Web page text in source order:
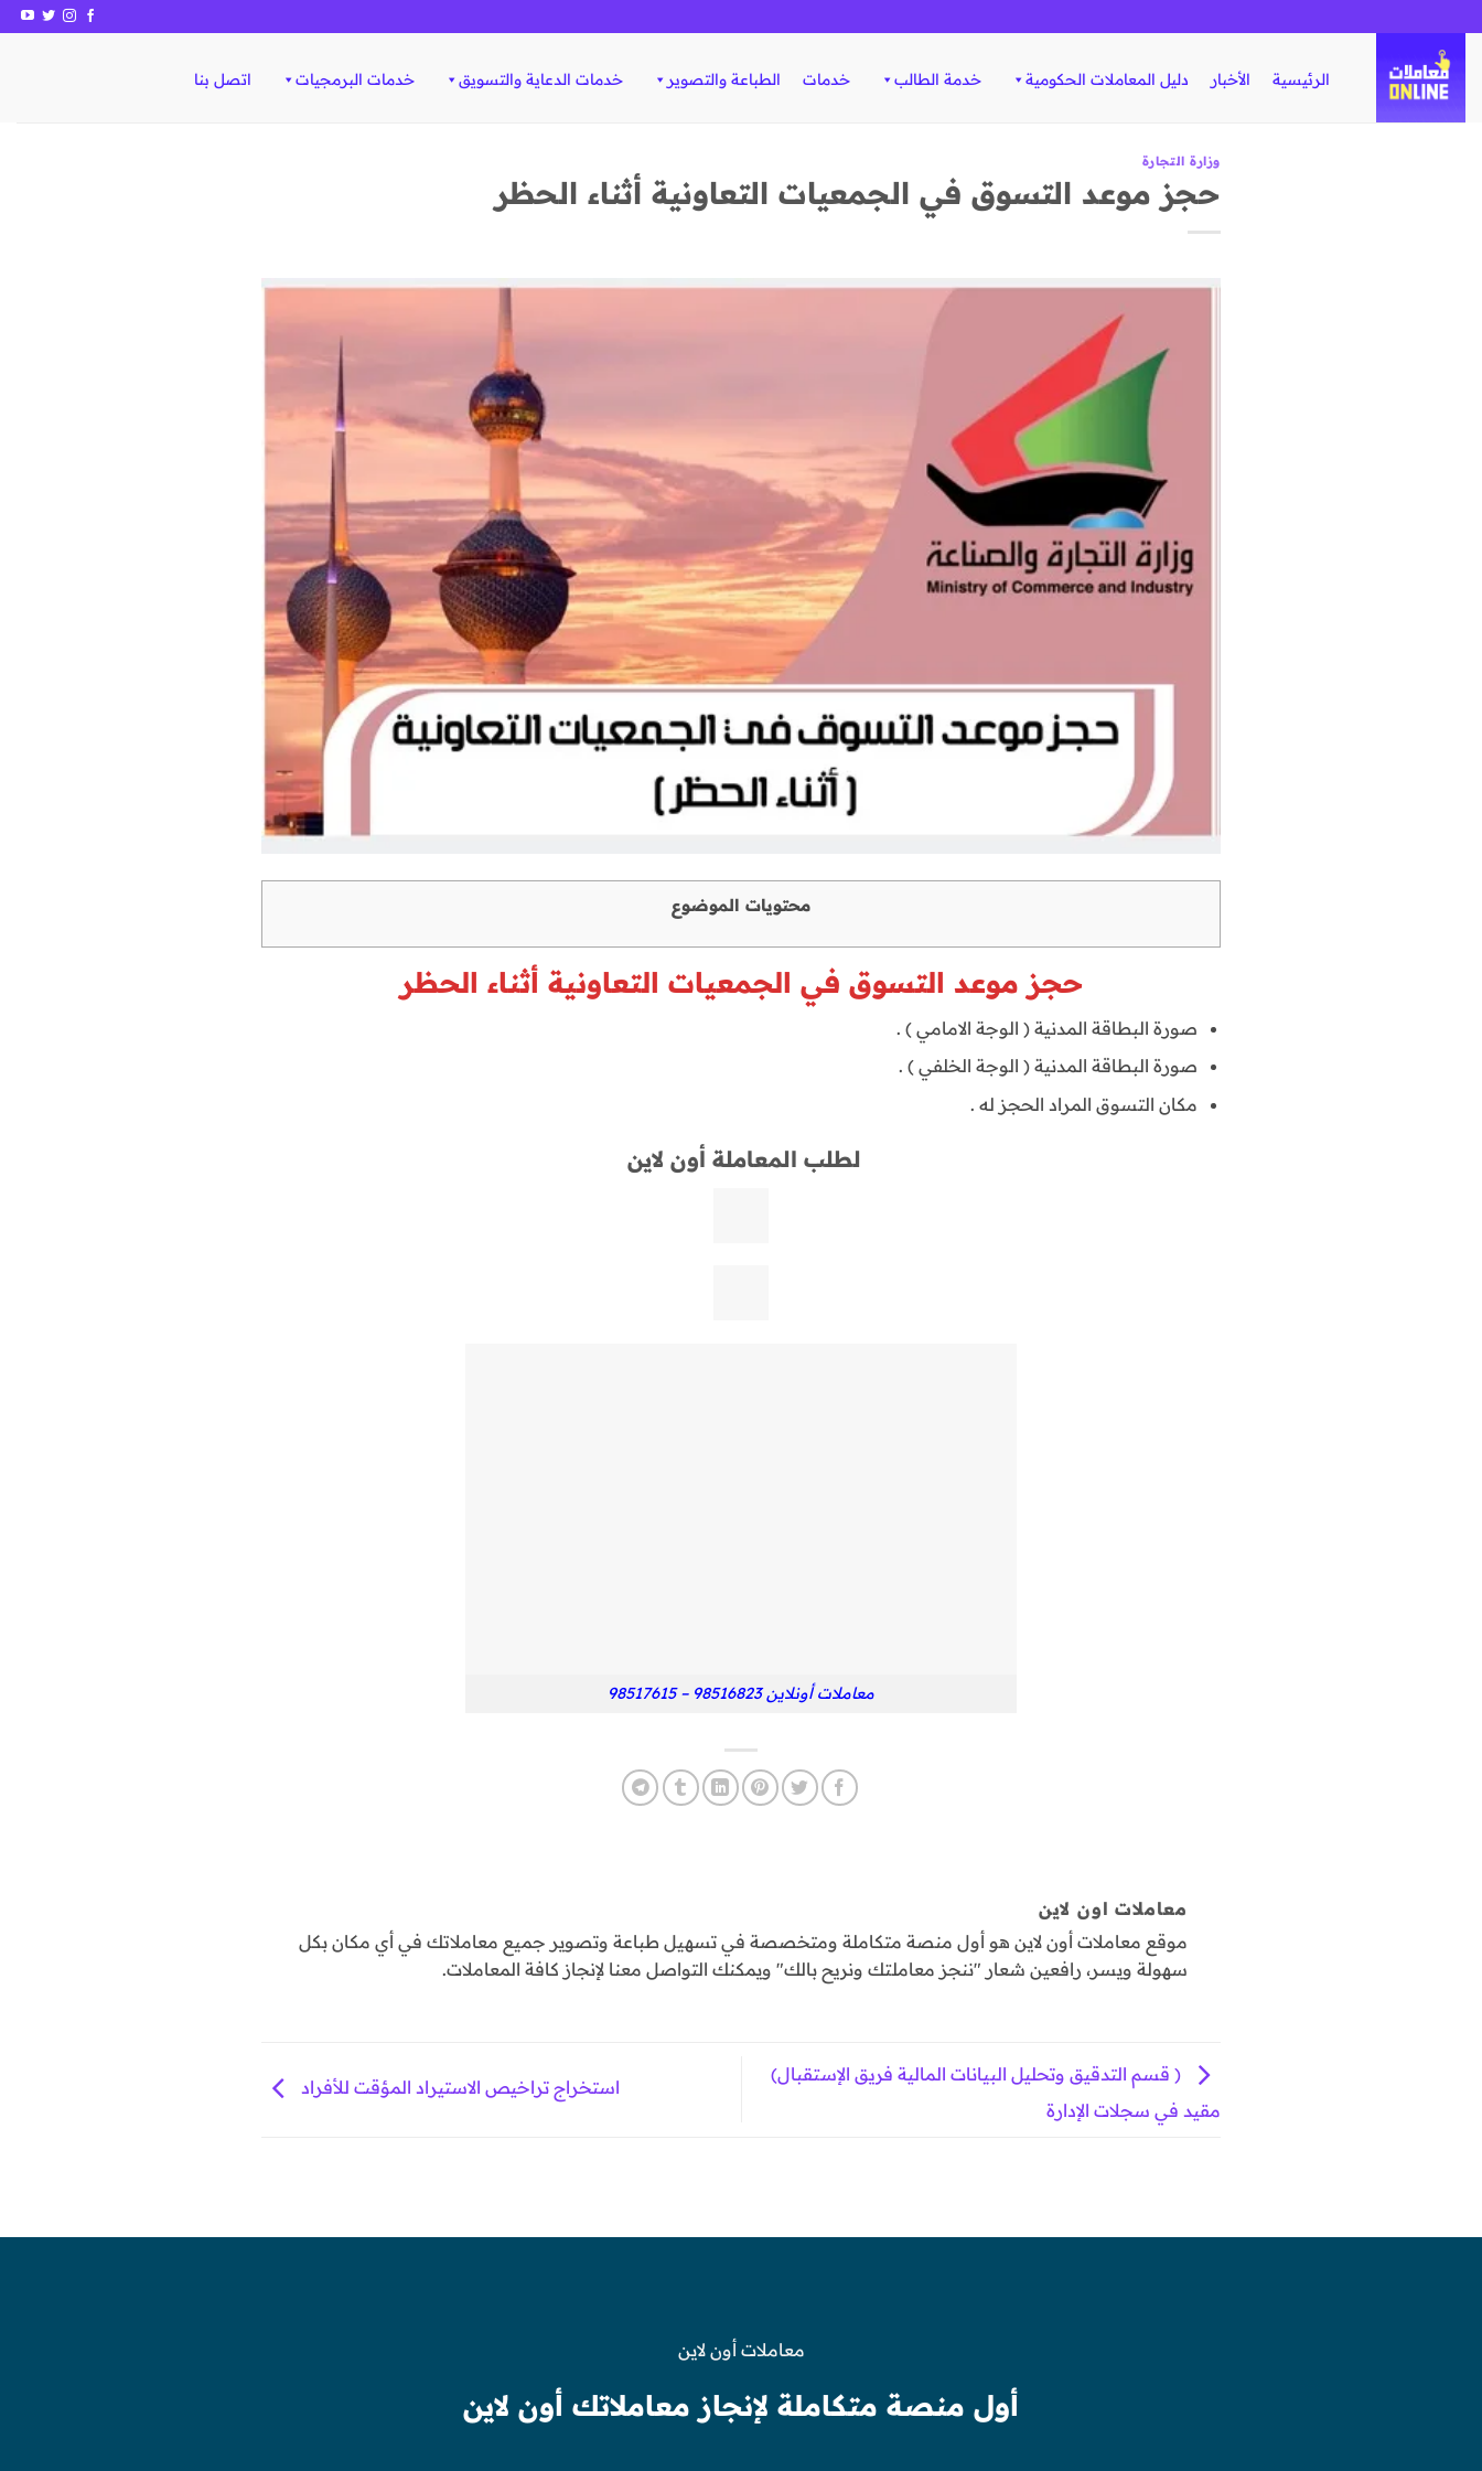
الرئيسية الأخبار دليل المعاملات الحكومية خدمة الطالب خدمات الطباعة والتصوير خدمات الدعاية والتسويق خدمات البرمجيات اتصل بنا
وزارة التجارة
حجز موعد التسوق في الجمعيات التعاونية أثناء الحظر
محتويات الموضوع
حجز موعد التسوق في الجمعيات التعاونية أثناء الحظر
صورة البطاقة المدنية ( الوجة الامامي ) .
صورة البطاقة المدنية ( الوجة الخلفي ) .
مكان التسوق المراد الحجز له .
لطلب المعاملة أون لاين
معاملات أونلاين 98516823 – 98517615
معاملات اون لاين
موقع معاملات أون لاين هو أول منصة متكاملة ومتخصصة في تسهيل طباعة وتصوير جميع معاملاتك في أي مكان بكل
سهولة ويسر، رافعين شعار "ننجز معاملتك ونريح بالك" ويمكنك التواصل معنا لإنجاز كافة المعاملات.
( قسم التدقيق وتحليل البيانات المالية فريق الإستقبال)
مقيد في سجلات الإدارة
استخراج تراخيص الاستيراد المؤقت للأفراد
معاملات أون لاين
أول منصة متكاملة لإنجاز معاملاتك أون لاين